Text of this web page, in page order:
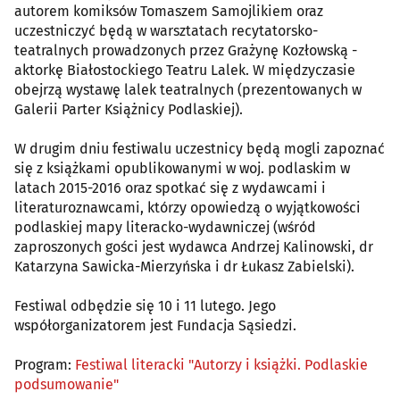
autorem komiksów Tomaszem Samojlikiem oraz
uczestniczyć będą w warsztatach recytatorsko-
teatralnych prowadzonych przez Grażynę Kozłowską -
aktorkę Białostockiego Teatru Lalek. W międzyczasie
obejrzą wystawę lalek teatralnych (prezentowanych w
Galerii Parter Książnicy Podlaskiej).
W drugim dniu festiwalu uczestnicy będą mogli zapoznać
się z książkami opublikowanymi w woj. podlaskim w
latach 2015-2016 oraz spotkać się z wydawcami i
literaturoznawcami, którzy opowiedzą o wyjątkowości
podlaskiej mapy literacko-wydawniczej (wśród
zaproszonych gości jest wydawca Andrzej Kalinowski, dr
Katarzyna Sawicka-Mierzyńska i dr Łukasz Zabielski).
Festiwal odbędzie się 10 i 11 lutego. Jego
współorganizatorem jest Fundacja Sąsiedzi.
Program: Festiwal literacki "Autorzy i książki. Podlaskie
podsumowanie"